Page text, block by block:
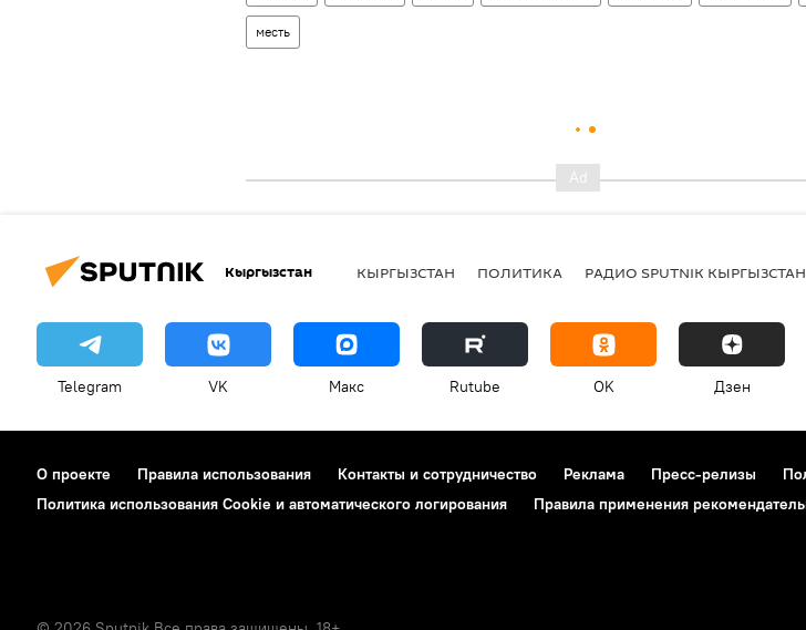
месть
Кыргызстан КЫРГЫЗСТАН ПОЛИТИКА РАДИО SPUTNIK КЫРГЫЗСТАН
Telegram VK Макс Rutube OK Дзен
О проекте Правила использования Контакты и сотрудничество Реклама Пресс-релизы
Политика использования Cookie и автоматического логирования
Правила применения